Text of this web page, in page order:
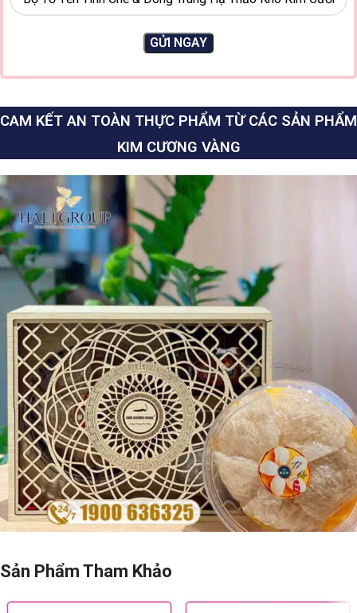
CAM KẾT AN TOÀN THỰC PHẨM TỪ CÁC SẢN PHẨM
KIM CƯƠNG VÀNG
Sản Phẩm Tham Khảo